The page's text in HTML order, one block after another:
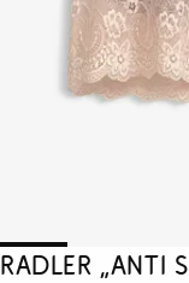
Radler „Anti